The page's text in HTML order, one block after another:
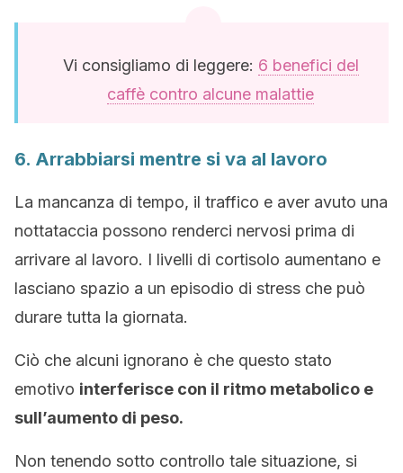
Vi consigliamo di leggere: 6 benefici del
caffè contro alcune malattie
6. Arrabbiarsi mentre si va al lavoro
La mancanza di tempo, il traffico e aver avuto una
nottataccia possono renderci nervosi prima di
arrivare al lavoro. I livelli di cortisolo aumentano e
lasciano spazio a un episodio di stress che può
durare tutta la giornata.
Ciò che alcuni ignorano è che questo stato
emotivo interferisce con il ritmo metabolico e
sull’aumento di peso.
Non tenendo sotto controllo tale situazione, si